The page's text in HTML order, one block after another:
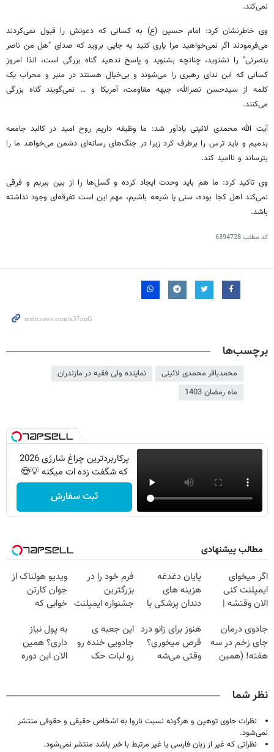
نمی‌کند.
وی خاطرنشان کرد: امام حسین (ع) به کسانی که دعوتش را قبول نمی‌کردند
می‌فرمودند اگر نمی‌خواهید مرا یاری کنید به جایی بروید که صدای "هل من ناصر
ینصرنی" را نشنوید، چنانچه بشنوید و پاسخ ندهید گناه بزرگی است، الذا امروز
کسانی که این ندای رهبری را می‌شوند و بی‌خیال هستند در منبر و محراب یک
کلمه از سیدحسن نصرالله، جبهه مقاومت، آمریکا و … نمی‌گویند گناه بزرگی
می‌کنند.
آیت الله محمدی لائینییادآور شد: ما وظیفه داریم روح امید در کالبد جامعه
بدمیم و باید ترس را برطرف کرد زیرا در جنگ‌های رسانه‌ای دشمن می‌خواهد ما را
بترساند و ناامید کند.
وی تاکید کرد: ما هم باید وحدت ایجاد کرده و گسل‌ها را از بین ببریم و فرقی
نمی‌کند اهل کجا بوده، سنی یا شیعه باشیم، مهم این است تفرقه‌ای وجود نداشته
باشد.
کد مطلب6394728
برچسب‌ها
محمدباقر محمدی لائینی
نماینده ولی فقیه در مازندران
ماه رمضان 1403
پرکاربردترین چراغ شارژی 2026
که شگفت زده ات میکنه 💡😍
ثبت سفارش
مطالب پیشنهادی
اگر میخوای
ایمپلنت کنی
الان وقتشه |
میلیون تومان!!!
پایان دغدغه
هزینه های
دندان پزشکی با
خانگی
فرم خود را در
بزرگترین
جشنواره ایمپلنت
فقط ۲۵ میلیون
ویدیو هولناک از
جوان کارتن
خوابی که
آموزش رایگان
جادوی درمان
جای زخم در سه
هفته! (همین
هنوز برای زانو درد
قرص میخوری؟
وقتی می‌شه
این جعبه ی
جادویی خنده رو
رو لبات حک
به پول نیاز
داری؟ همین
الان این دوره
نظر شما
نظرات حاوی توهین و هرگونه نسبت ناروا به اشخاص حقیقی و حقوقی منتشر
نمی‌شود.
نظراتی که غیر از زبان فارسی یا غیر مرتبط با خبر باشد منتشر نمی‌شود.